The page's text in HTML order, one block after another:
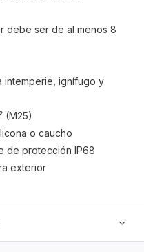
debe ser de al menos 8
intemperie, ignífugo y
(M25)
o caucho
de protección IP68
exterior